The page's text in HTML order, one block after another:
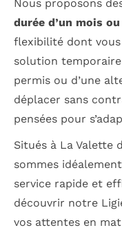
Nous proposons
durée d’un mois
flexibilité dont vous
solution
permis ou d’une
déplacer sans
pensées pour
Situés à La Valette
sommes
service rapide et
découvrir notre
vos attentes en